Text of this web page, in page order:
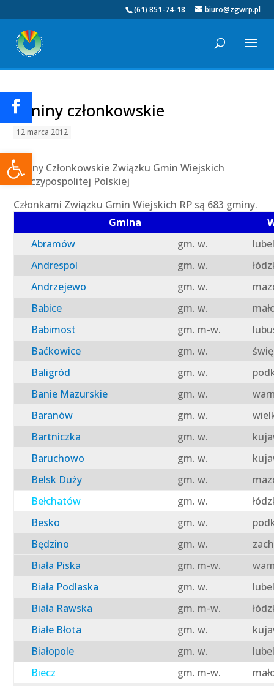
Otwórz pasek narzędzi
(61) 851-74-18 biuro@zgwrp.pl
Gminy członkowskie
12 marca 2012
Gminy Członkowskie Związku Gmin Wiejskich
Rzeczypospolitej Polskiej
Członkami Związku Gmin Wiejskich RP są 683 gminy.
Gmina
Abramów
gm. w.
Andrespol
gm. w.
Andrzejewo
gm. w.
Babice
gm. w.
Babimost
gm. m-w.
Baćkowice
gm. w.
Baligród
gm. w.
Banie Mazurskie
gm. w.
Baranów
gm. w.
Bartniczka
gm. w.
Baruchowo
gm. w.
Belsk Duży
gm. w.
Bełchatów
gm. w.
Besko
gm. w.
Będzino
gm. w.
Biała Piska
gm. m-w.
Biała Podlaska
gm. w.
Biała Rawska
gm. m-w.
Białe Błota
gm. w.
Białopole
gm. w.
Biecz
gm. m-w.